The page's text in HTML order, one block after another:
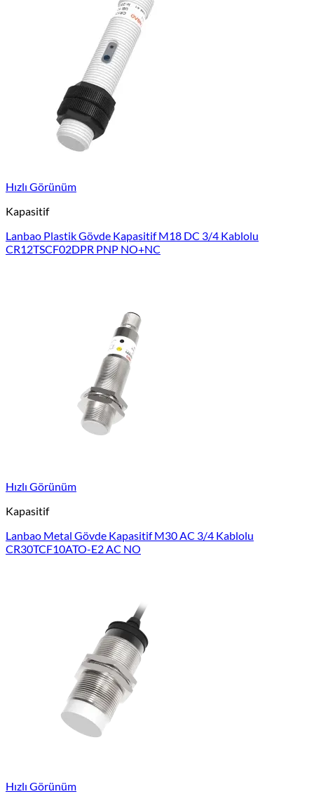
Hızlı Görünüm
Kapasitif
Lanbao Plastik Gövde Kapasitif M18 DC 3/4 Kablolu
CR12TSCF02DPR PNP NO+NC
Hızlı Görünüm
Kapasitif
Lanbao Metal Gövde Kapasitif M30 AC 3/4 Kablolu
CR30TCF10ATO-E2 AC NO
Hızlı Görünüm